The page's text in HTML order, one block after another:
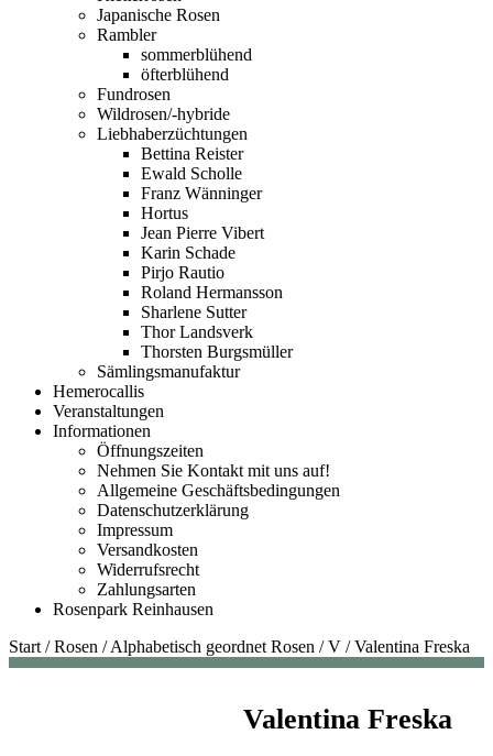
Japanische Rosen
Rambler
sommerblühend
öfterblühend
Fundrosen
Wildrosen/-hybride
Liebhaberzüchtungen
Bettina Reister
Ewald Scholle
Franz Wänninger
Hortus
Jean Pierre Vibert
Karin Schade
Pirjo Rautio
Roland Hermansson
Sharlene Sutter
Thor Landsverk
Thorsten Burgsmüller
Sämlingsmanufaktur
Hemerocallis
Veranstaltungen
Informationen
Öffnungszeiten
Nehmen Sie Kontakt mit uns auf!
Allgemeine Geschäftsbedingungen
Datenschutzerklärung
Impressum
Versandkosten
Widerrufsrecht
Zahlungsarten
Rosenpark Reinhausen
Start /Rosen /Alphabetisch geordnet Rosen /V /Valentina Freska
Valentina Freska